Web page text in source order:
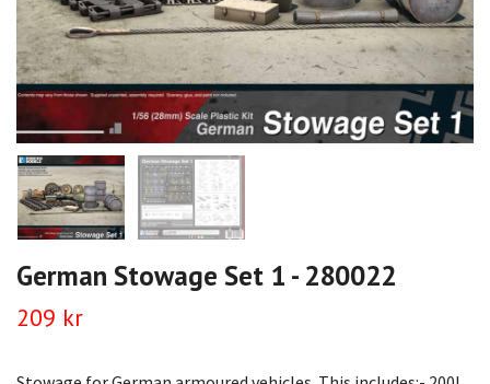
German Stowage Set 1 - 280022
209 kr